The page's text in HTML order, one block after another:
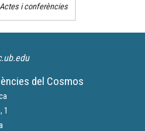
Actes i conferències
del Cosmos
1